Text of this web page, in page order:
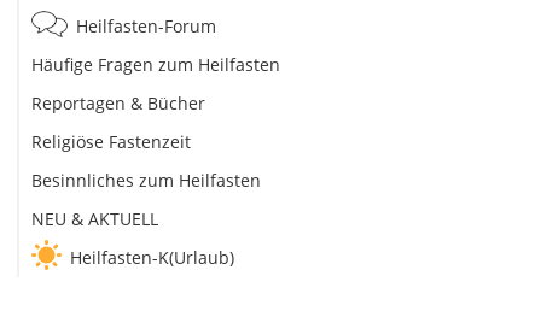
Heilfasten-Forum
Häufige Fragen zum Heilfasten
Reportagen & Bücher
Religiöse Fastenzeit
Besinnliches zum Heilfasten
NEU & AKTUELL
Heilfasten-K(Urlaub)